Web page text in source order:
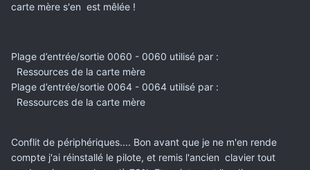
carte mère s'en est mêlée !
Plage d’entrée/sortie 0060 - 0060 utilisé par :
Ressources de la carte mère
Plage d’entrée/sortie 0064 - 0064 utilisé par :
Ressources de la carte mère
Conflit de périphériques.... Bon avant que je ne m'en rende
compte j'ai réinstallé le pilote, et remis l'ancien clavier tout